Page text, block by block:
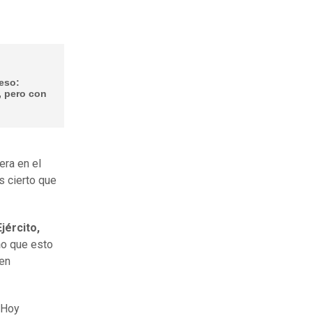
pero con
en el
cierto que
que esto